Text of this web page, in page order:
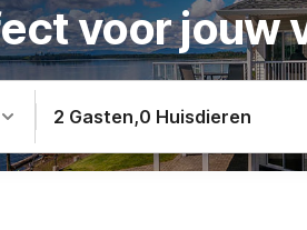
voor jouw
2 Gasten,0 Huisdieren